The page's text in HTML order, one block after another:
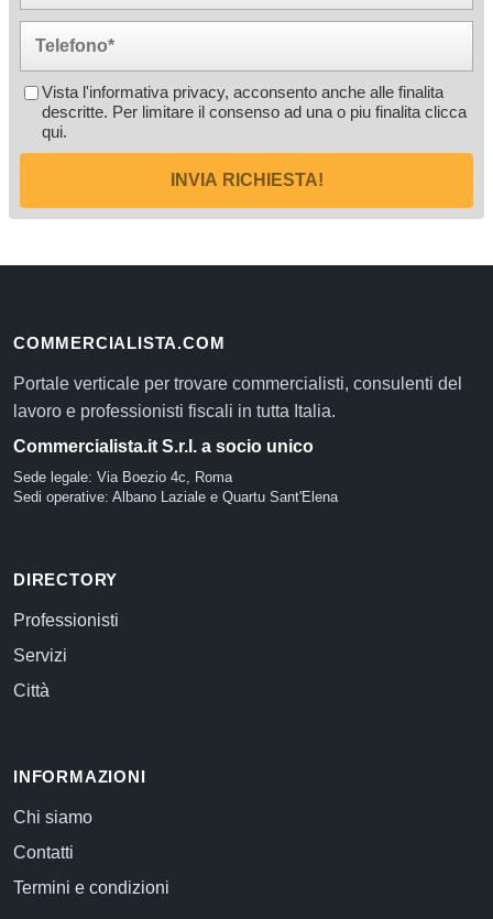
Vista l'informativa privacy, acconsento anche alle finalita
descritte. Per limitare il consenso ad una o piu finalita clicca
qui.
INVIA RICHIESTA!
COMMERCIALISTA.COM
Portale verticale per trovare commercialisti, consulenti del
lavoro e professionisti fiscali in tutta Italia.
Commercialista.it S.r.l. a socio unico
Sede legale: Via Boezio 4c, Roma
Sedi operative: Albano Laziale e Quartu Sant'Elena
DIRECTORY
Professionisti
Servizi
Città
INFORMAZIONI
Chi siamo
Contatti
Termini e condizioni